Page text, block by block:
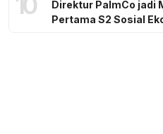
Direktur PalmCo jadi
Pertama S2 Sosial